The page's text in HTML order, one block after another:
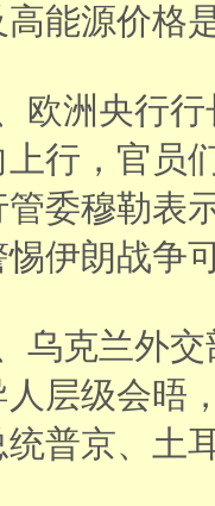
高能源价格
欧洲央行
上行，官员
管委穆勒表
惕伊朗战争
乌克兰外
人层级会晤
统普京、土